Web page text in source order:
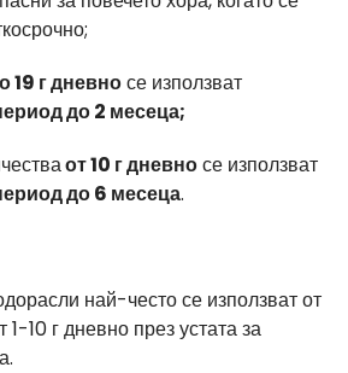
19 г дневно се използват
до 2 месеца;
от 10 г дневно се използват
до 6 месеца.
най-често се използват от
1-10 г дневно през устата за